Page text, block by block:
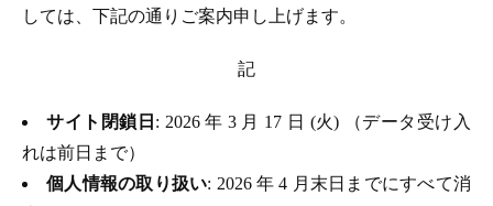
しては、下記の通りご案内申し上げます。
記
サイト閉鎖日 : 2026 年 3 月 17 日 (火) （データ受け入
れは前日まで）
個人情報の取り扱い: 2026 年 4 月末日までにすべて消